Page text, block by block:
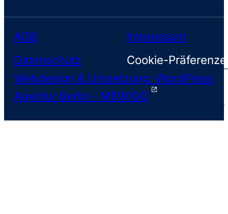
AGB
Impressum
Datenschutz
Cookie-
Webdesign & Umsetzung: WordPress
Agentur Berlin - MEWIGO